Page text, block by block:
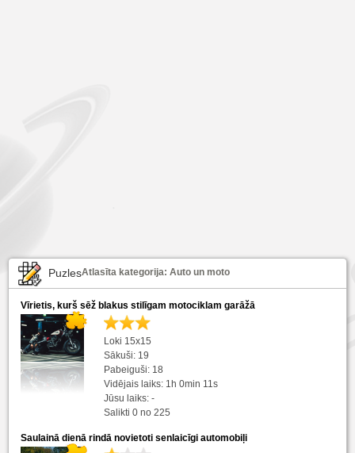
PuzlesAtlasīta kategorija: Auto un moto
Vīrietis, kurš sēž blakus stilīgam motociklam garāžā
Loki 15x15
Sākuši: 19
Pabeiguši: 18
Vidējais laiks: 1h 0min 11s
Jūsu laiks: -
Salikti 0 no 225
Saulainā dienā rindā novietoti senlaicīgi automobiļi